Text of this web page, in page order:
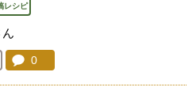
レシピ
入り登録：
登録
コメント：
0